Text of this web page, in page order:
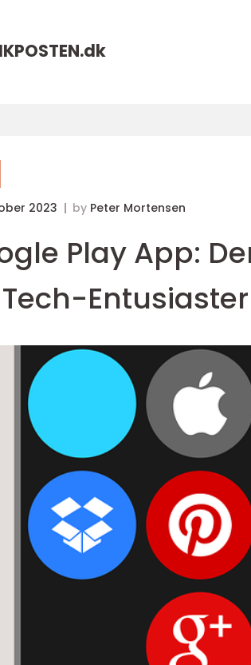
dk
2023 by Peter Mortensen
Play App:
Entusiaster